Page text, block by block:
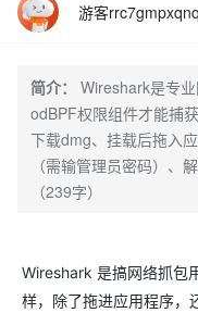
游客
简介：
Wireshark是专
odBPF权限组件才能捕
下载dmg、挂载后拖入
（需输管理员密码）、
（239字）
Wireshark 是搞网络抓包
样，除了拖进应用程序，